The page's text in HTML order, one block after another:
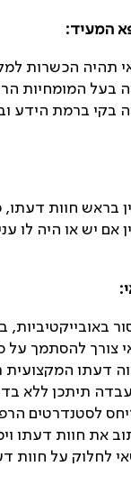
המעיד:
תהיה הכשרות
בעל המומחיות
בקי ברמת הידע
בראש חוות
אם יש או היה לו
:
צורך להסתמך על
דעתו
תיתכן ללא
לסטנדרטים
את חוות דעתו
לחלוק על חוות